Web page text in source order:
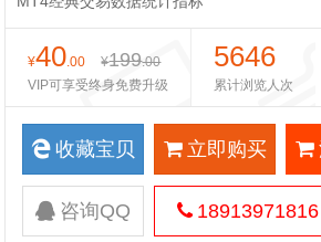
¥40.00 ¥199.00
VIP可享受终身免费升级
5646
累计浏览人次
收藏宝贝 立即购买
咨询QQ 18913971816